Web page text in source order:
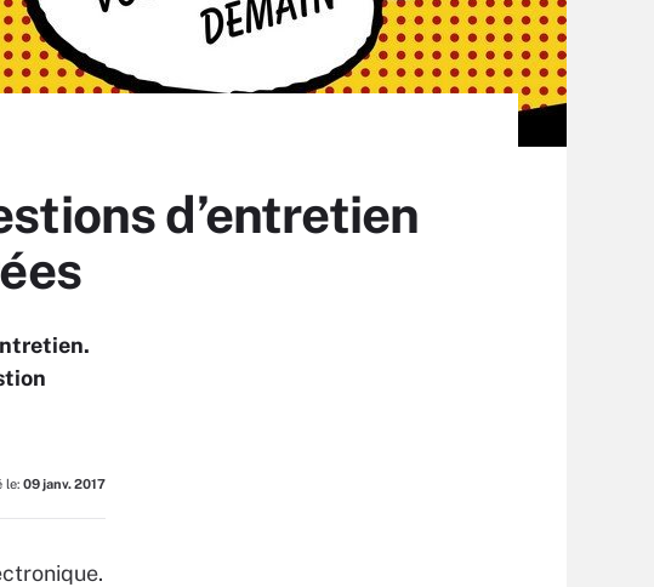
d’entretien
le: 09 janv. 2017